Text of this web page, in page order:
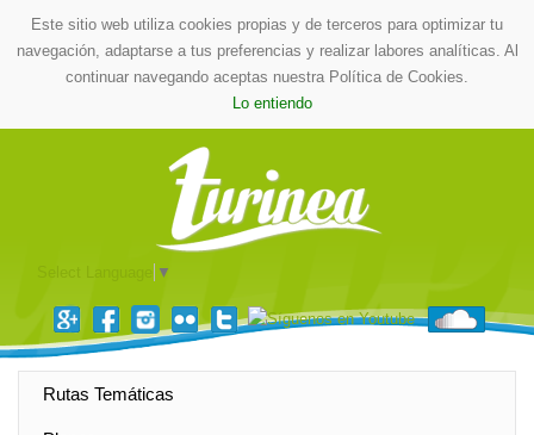
Este sitio web utiliza cookies propias y de terceros para optimizar tu
navegación, adaptarse a tus preferencias y realizar labores analíticas. Al
continuar navegando aceptas nuestra Política de Cookies.
Lo entiendo
▼
Rutas Temáticas